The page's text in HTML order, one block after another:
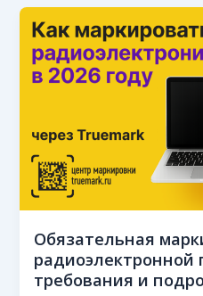
Обязательная
радиоэлектронной
требования и